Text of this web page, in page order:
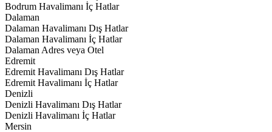
Bodrum Havalimanı İç Hatlar
Dalaman
Dalaman Havalimanı Dış Hatlar
Dalaman Havalimanı İç Hatlar
Dalaman Adres veya Otel
Edremit
Edremit Havalimanı Dış Hatlar
Edremit Havalimanı İç Hatlar
Denizli
Denizli Havalimanı Dış Hatlar
Denizli Havalimanı İç Hatlar
Mersin